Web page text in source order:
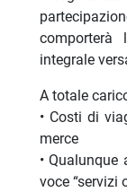
integrale
A totale
• Costi di
merce
•
voce “servizi